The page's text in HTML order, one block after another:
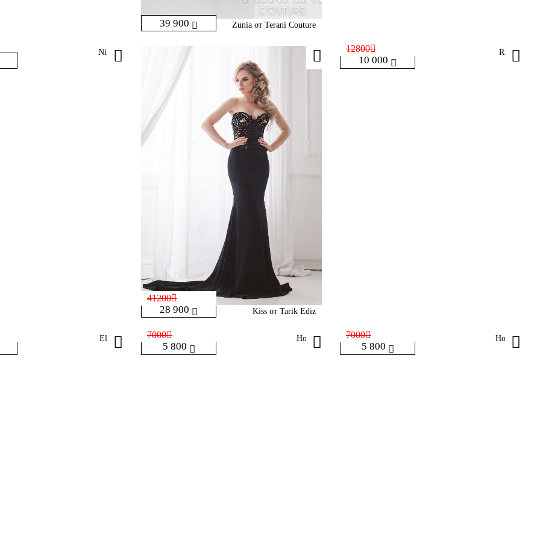
39 900 Zunia от Terani Couture
Nima
28 900
41200
Kiss от Tarik Ediz
10 000
12800 Rika
Eliza
5 800
7000 Holly
5 800
7000 Holly